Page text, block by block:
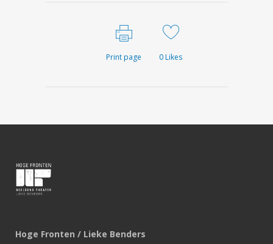
Print page 0Likes
Hoge Fronten / Lieke Benders